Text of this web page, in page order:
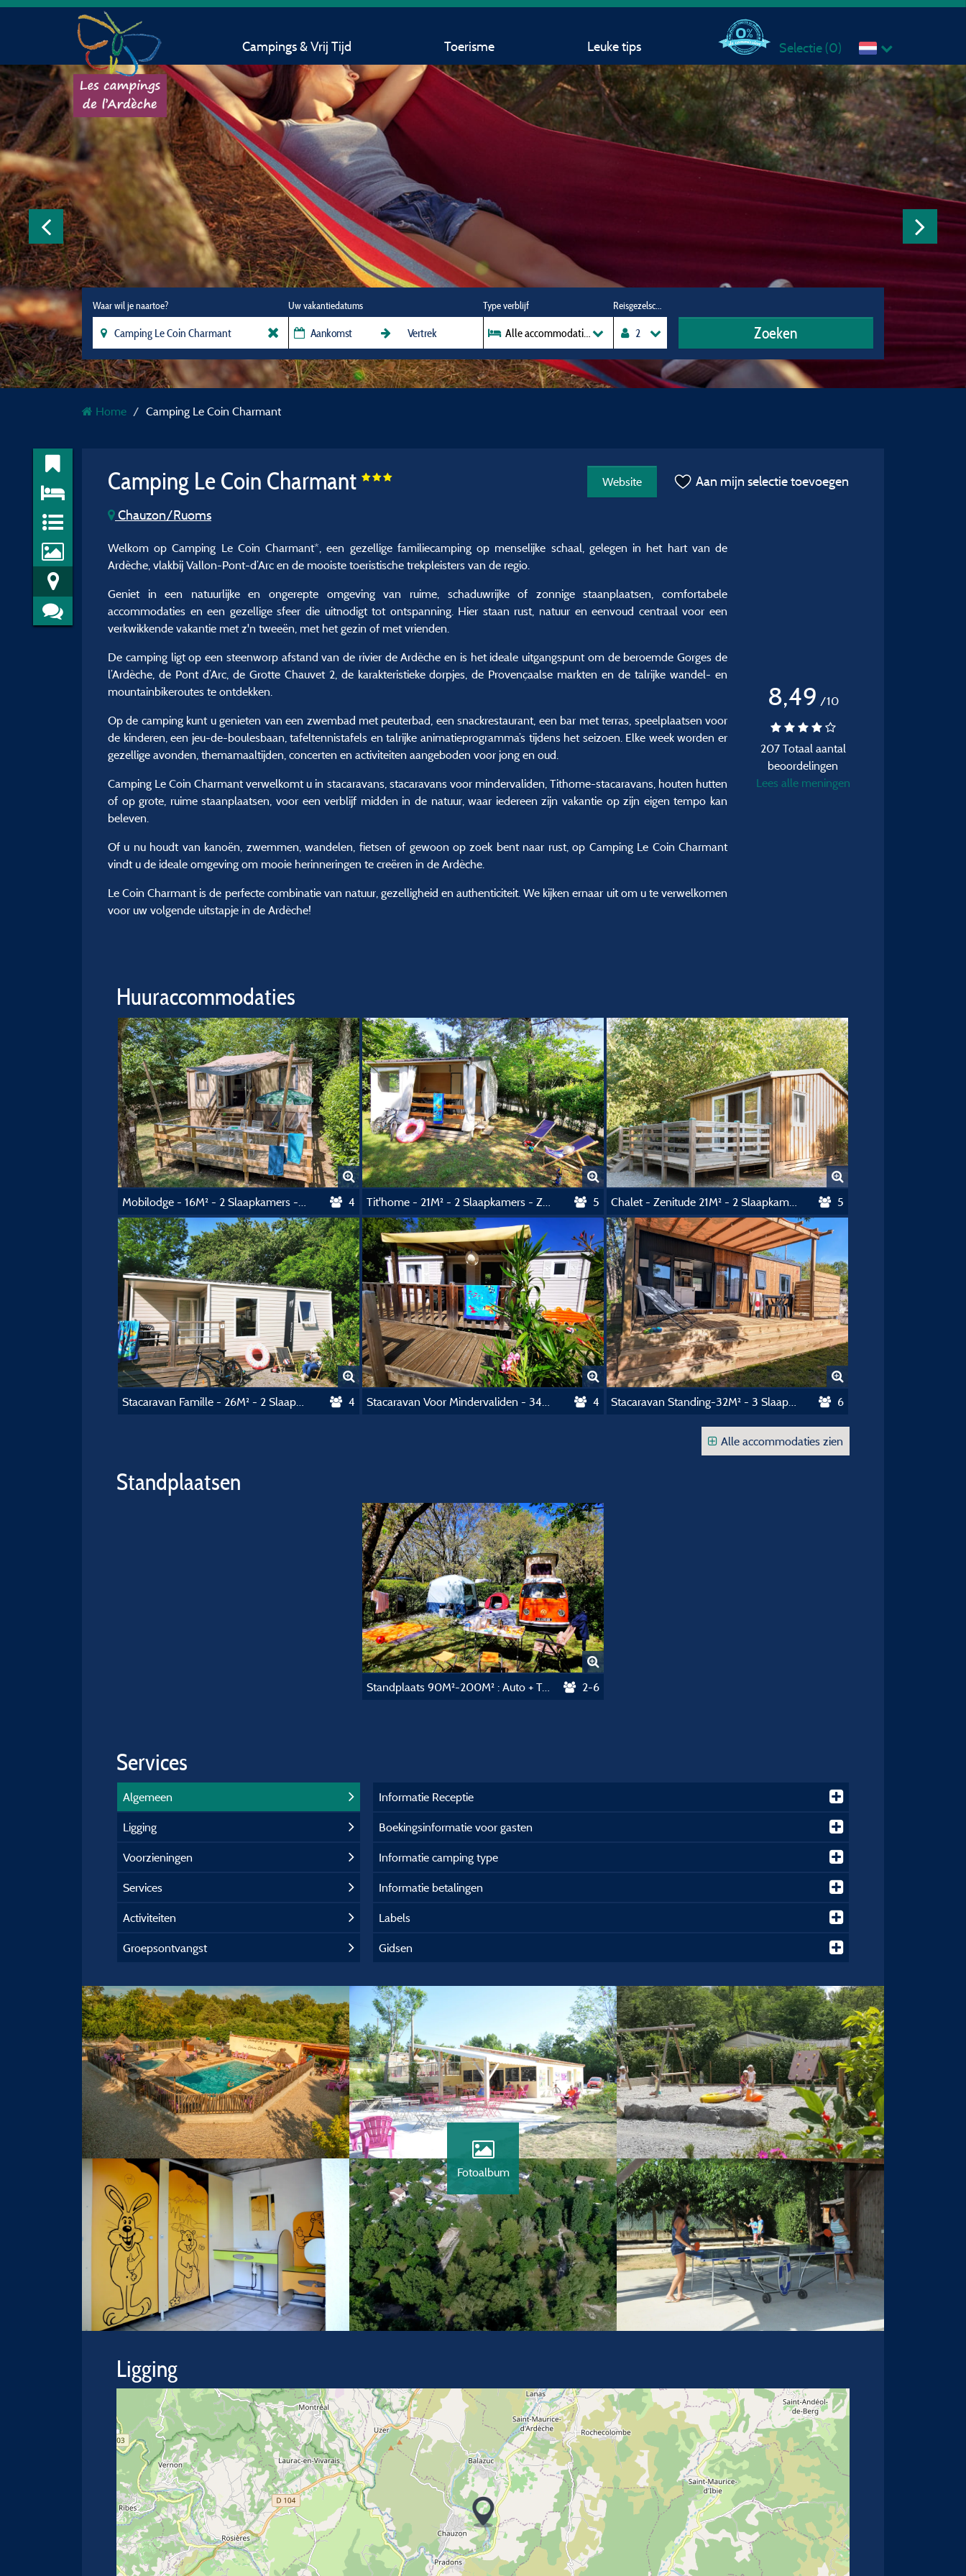
Campings & Vrij Tijd Toerisme Leuke tips Selectie (0)
Waar wil je naartoe? Uw vakantiedatums Type verblijf
Alle accommodaties
Reisgezelschap
Zoeken
Home Camping Le Coin Charmant
Camping Le Coin Charmant
Chauzon/Ruoms
Website Aan mijn selectie toevoegen
Welkom op Camping Le Coin Charmant*, een gezellige familiecamping op menselijke schaal, gelegen in het hart van de
Ardèche, vlakbij Vallon-Pont-d’Arc en de mooiste toeristische trekpleisters van de regio.
Geniet in een natuurlijke en ongerepte omgeving van ruime, schaduwrijke of zonnige staanplaatsen, comfortabele
accommodaties en een gezellige sfeer die uitnodigt tot ontspanning. Hier staan rust, natuur en eenvoud centraal voor een
verkwikkende vakantie met z'n tweeën, met het gezin of met vrienden.
De camping ligt op een steenworp afstand van de rivier de Ardèche en is het ideale uitgangspunt om de beroemde Gorges de
l’Ardèche, de Pont d’Arc, de Grotte Chauvet 2, de karakteristieke dorpjes, de Provençaalse markten en de talrijke wandel- en
mountainbikeroutes te ontdekken.
Op de camping kunt u genieten van een zwembad met peuterbad, een snackrestaurant, een bar met terras, speelplaatsen voor
de kinderen, een jeu-de-boulesbaan, tafeltennistafels en talrijke animatieprogramma’s tijdens het seizoen. Elke week worden er
gezellige avonden, themamaaltijden, concerten en activiteiten aangeboden voor jong en oud.
Camping Le Coin Charmant verwelkomt u in stacaravans, stacaravans voor mindervaliden, Tithome-stacaravans, houten hutten
of op grote, ruime staanplaatsen, voor een verblijf midden in de natuur, waar iedereen zijn vakantie op zijn eigen tempo kan
beleven.
Of u nu houdt van kanoën, zwemmen, wandelen, fietsen of gewoon op zoek bent naar rust, op Camping Le Coin Charmant
vindt u de ideale omgeving om mooie herinneringen te creëren in de Ardèche.
Le Coin Charmant is de perfecte combinatie van natuur, gezelligheid en authenticiteit. We kijken ernaar uit om u te verwelkomen
voor uw volgende uitstapje in de Ardèche!
8,49 /10
207 Totaal aantal
beoordelingen
Lees alle meningen
Huuraccommodaties
Mobilodge - 16M² - 2 Slaapkamers - Zonder Sanitairgebouw 4 Tit'home - 21M² - 2 Slaapkamers - Zonder Sanitairgebouw 5 Chalet - Zenitude 21M² - 2 Slaapkamers - Zonder Privé Sanitair 5
Stacaravan Famille - 26M² - 2 Slaapkamers - Airconditioning 4 Stacaravan Voor Mindervaliden - 34M² - 2 Slaapkamers - Airconditioning 4 Stacaravan Standing-32M² - 3 Slaapkamers - Airconditioning 6
Alle accommodaties zien
Standplaatsen
Standplaats 90M²-200M² : Auto + Tent / Caravan Of Kampeerauto 2-6
Services
Algemeen
Ligging
Voorzieningen
Services
Activiteiten
Groepsontvangst
Informatie Receptie
Boekingsinformatie voor gasten
Informatie camping type
Informatie betalingen
Labels
Gidsen
Fotoalbum
Ligging